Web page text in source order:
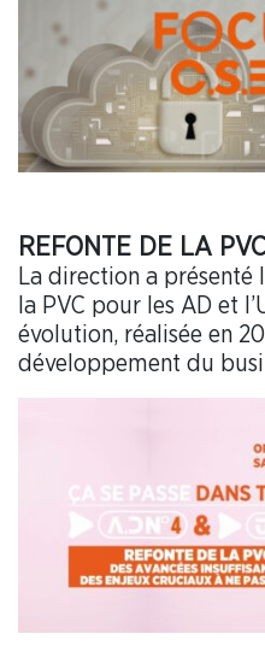
REFONTE DE LA PVC
La direction a
la PVC pour les AD et
évolution, réalisée en
développement du